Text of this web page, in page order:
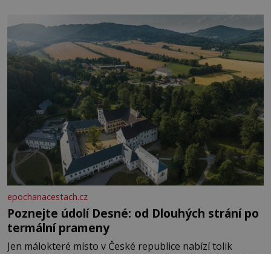
Je to opravdu tak, s věkem jako kdyby se paměť
rozhodla stávkovat. Cvičte
epochanacestach.cz
Poznejte údolí Desné: od Dlouhých strání po
termální prameny
Jen málokteré místo v České republice nabízí tolik